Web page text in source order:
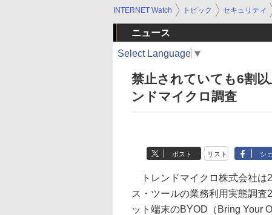
INTERNET Watch トピック セキュリティ
ニュース
Select Language ▼
禁止されていても6割
ンドマイクロ調査
ポスト リスト シ
トレンドマイクロ株式会社は
ス・ツールの業務利用実態調
ット端末のBYOD（Bring Your